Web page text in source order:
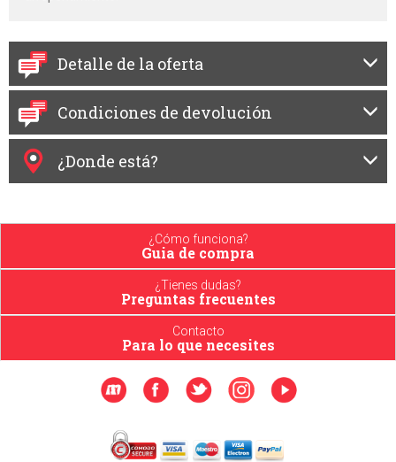
Detalle de la oferta
Condiciones de devolución
¿Donde está?
¿Cómo funciona?
Guia de compra
¿Tienes dudas?
Preguntas frecuentes
Contacto
Para lo que necesites